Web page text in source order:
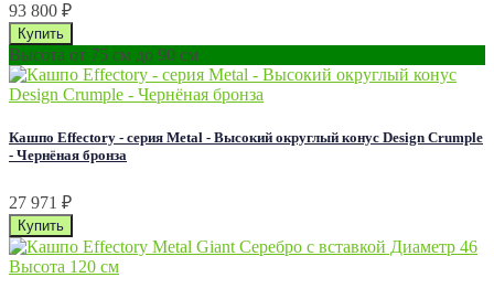
93 800 ₽
Высота от 75 см до 90 см
Кашпо Effectory - серия Metal - Высокий округлый конус Design Сrumple
- Чернёная бронза
27 971 ₽